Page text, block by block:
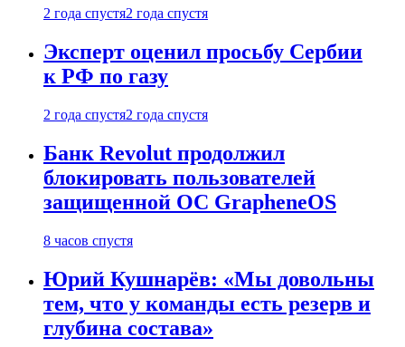
2 года спустя2 года спустя
Эксперт оценил просьбу Сербии
к РФ по газу
2 года спустя2 года спустя
Банк Revolut продолжил
блокировать пользователей
защищенной ОС GrapheneOS
8 часов спустя
Юрий Кушнарёв: «Мы довольны
тем, что у команды есть резерв и
глубина состава»